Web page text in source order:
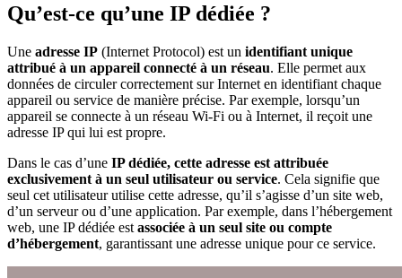
Qu’est-ce qu’une IP dédiée ?
Une adresse IP (Internet Protocol) est un identifiant unique
attribué à un appareil connecté à un réseau. Elle permet aux
données de circuler correctement sur Internet en identifiant chaque
appareil ou service de manière précise. Par exemple, lorsqu’un
appareil se connecte à un réseau Wi-Fi ou à Internet, il reçoit une
adresse IP qui lui est propre.
Dans le cas d’une IP dédiée, cette adresse est attribuée
exclusivement à un seul utilisateur ou service. Cela signifie que
seul cet utilisateur utilise cette adresse, qu’il s’agisse d’un site web,
d’un serveur ou d’une application. Par exemple, dans l’hébergement
web, une IP dédiée est associée à un seul site ou compte
d’hébergement, garantissant une adresse unique pour ce service.